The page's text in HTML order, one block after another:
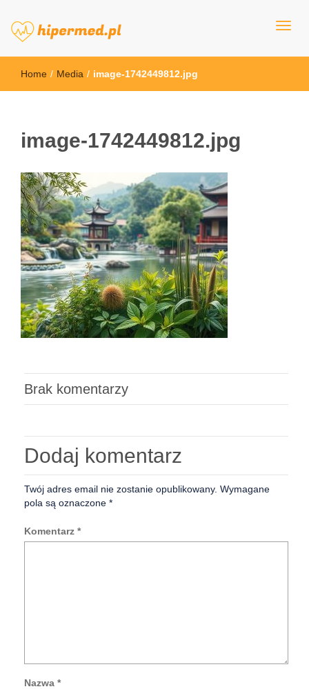
hipermed.pl
Home / Media / image-1742449812.jpg
image-1742449812.jpg
Brak komentarzy
Dodaj komentarz
Twój adres email nie zostanie opublikowany. Wymagane
pola są oznaczone *
Komentarz *
Nazwa *